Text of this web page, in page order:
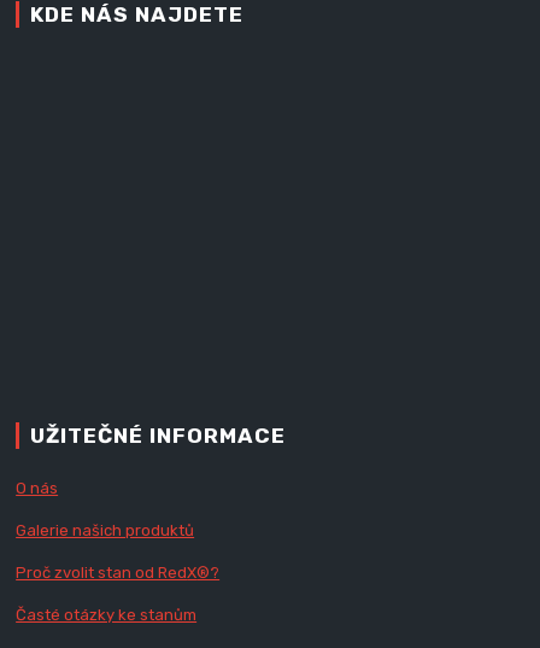
KDE NÁS NAJDETE
UŽITEČNÉ INFORMACE
O nás
Galerie našich produktů
Proč zvolit stan od RedX®?
Časté otázky ke stanům